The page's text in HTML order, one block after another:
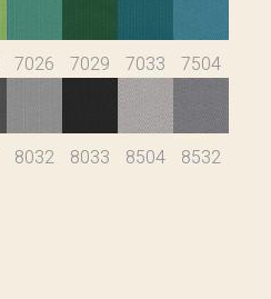
7026 7029 7033 7504
8032 8033 8504 8532